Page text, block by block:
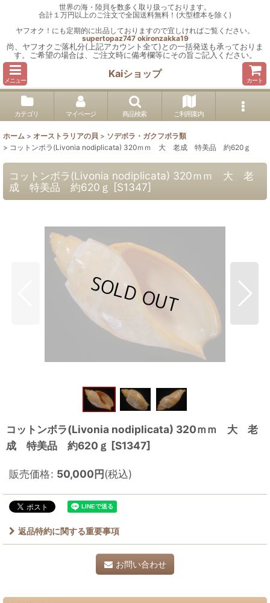
世界の海・陸貝を数多く取り扱っております。
合計１万円以上のご注文で全国送料無料！(大型標本を除く)
ヤフオク！にも定期的に出品しておりますので宜しければご覧ください。
supertopaz747 okironzakka19
尚、ヤフオクご落札分(上記アカウント全て)との一括発送も承っておりま
す。ご希望の場合は、ご注文時に備考欄等にその旨ご記入ください。
メニュー
Kaiショップ
カート
カテゴリ マイページ 商品検索 ご利用案内
ホーム > オーストラリアの貝 > ソデボラ・ガクフボラ類
> コットンボラ(Livonia nodiplicata) 320ｍｍ 大 老成 特美品 約620ｇ
コットンボラ(Livonia nodiplicata) 320ｍｍ 大 老
成 特美品 約620ｇ [S1347]
コットンボラ(Livonia nodiplicata) 320ｍｍ 大 老
成 特美品 約620ｇ [S1347]
販売価格: 50,000円(税込)
返品特約に関する重要事項
お問い合わせ